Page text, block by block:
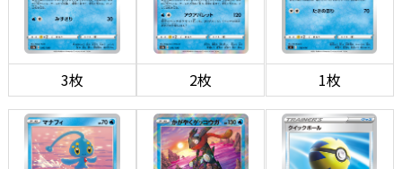
3枚 2枚 1枚